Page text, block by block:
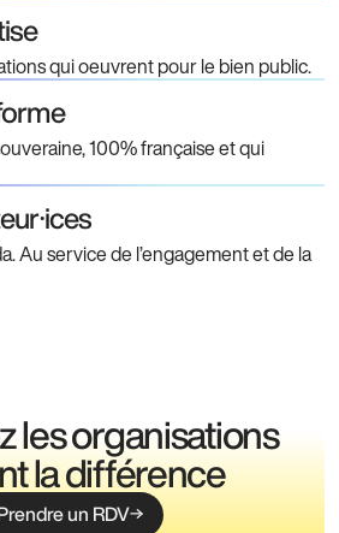
qui oeuvrent pour le bien public.
100% française et qui
Au service de l’engagement et de la
les organisations
la différence
un RDV